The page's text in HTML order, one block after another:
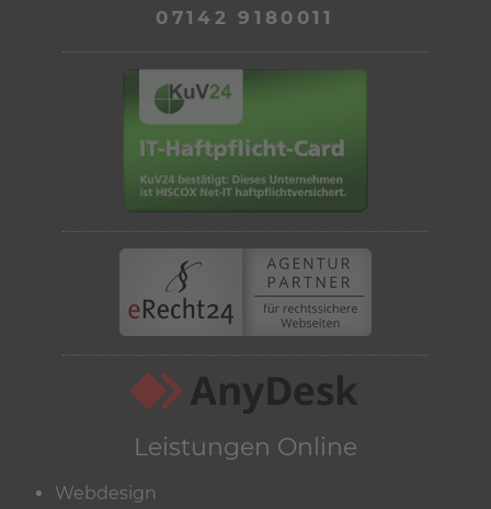
07142 9180011
Leistungen Online
Webdesign